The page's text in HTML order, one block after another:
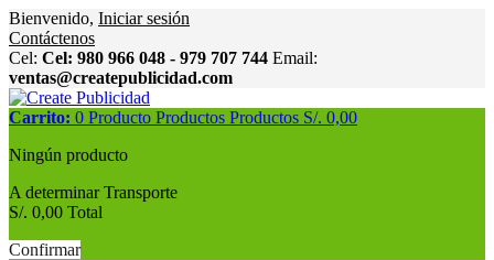
Bienvenido, Iniciar sesión
Contáctenos
Cel: Cel: 980 966 048 - 979 707 744 Email:
ventas@createpublicidad.com
Carrito: 0 Producto Productos Productos S/. 0,00
Ningún producto
A determinarTransporte
S/. 0,00 Total
Confirmar